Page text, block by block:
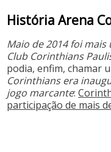
História Arena
Maio de 2014 foi
Club Corinthians
podia, enfim, chamar
Corinthians era
jogo marcante:
participação de mais